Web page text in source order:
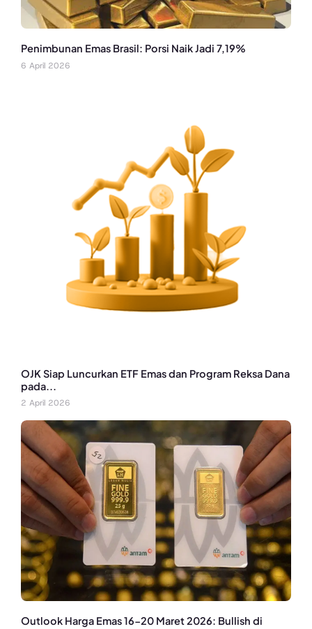
Penimbunan Emas Brasil: Porsi Naik Jadi 7,19%
6 April 2026
OJK Siap Luncurkan ETF Emas dan Program Reksa Dana
pada...
2 April 2026
Outlook Harga Emas 16-20 Maret 2026: Bullish di